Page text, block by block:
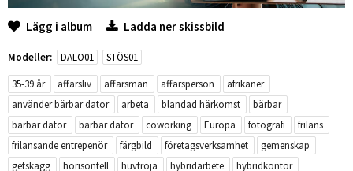
Lägg i album Ladda ner skissbild
Modeller: DALO01
STÖS01
35-39 år
affärsliv affärsman affärsperson
afrikaner
använder bärbar dator
arbeta blandad härkomst
bärbar
bärbar dator
bärbar dator coworking Europa fotografi
frilans
frilansande entrepenör
färgbild företagsverksamhet
gemenskap
getskägg
horisontell huvtröja hybridarbete
hybridkontor